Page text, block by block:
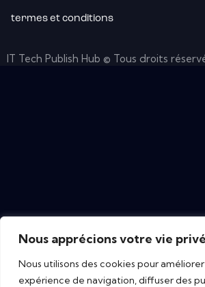
Nous apprécions votre vie
Nous utilisons des cookies pour
expérience de navigation, diffuser des
termes et conditions
IT Tech Publish Hub © Tous droits